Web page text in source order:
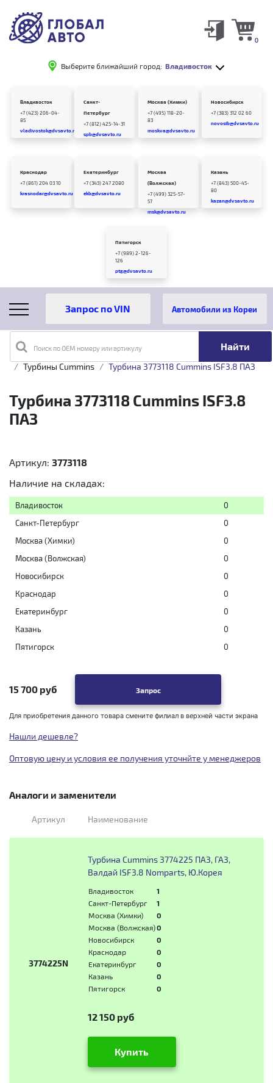
Выберите ближайший город: Владивосток
0
Владивосток
+7 (423) 206-04-
85
vladivostok@dvsavto.ru
Санкт-
Петербург
+7 (812) 425-14-31
spb@dvsavto.ru
Москва (Химки)
+7 (495) 118-20-
83
moskva@dvsavto.ru
Новосибирск
+7 (383) 312 02 60
novosib@dvsavto.ru
Краснодар
+7 (861) 204 03 10
krasnodar@dvsavto.ru
Екатеринбург
+7 (343) 247 2080
ekb@dvsavto.ru
Москва
(Волжская)
+7 (499) 325-57-
57
msk@dvsavto.ru
Казань
+7 (843) 500-45-
80
kazan@dvsavto.ru
Пятигорск
+7 (989) 2-126-
126
ptg@dvsavto.ru
Поиск по OEM номеру или артикулу
Автомобили из Кореи
Главная Каталог товаров Турбины
Турбины Cummins
Турбина 3773118 Cummins ISF3.8 ПАЗ
Турбина 3773118 Cummins ISF3.8
ПАЗ
Артикул: 3773118
Наличие на складах:
Владивосток
0
Санкт-Петербург
0
Москва (Химки)
0
Москва (Волжская)
0
Новосибирск
0
Краснодар
0
Екатеринбург
0
Казань
0
Пятигорск
0
15 700 руб Запрос
Для приобретения данного товара смените филиал в верхней части экрана
Нашли дешевле?
Оптовую цену и условия ее получения уточнйте у менеджеров
Аналоги и заменители
Артикул Наименование
3774225N
Турбина Cummins 3774225 ПАЗ, ГАЗ,
Валдай ISF3.8 Nomparts, Ю.Корея
Владивосток
1
Санкт-Петербург
1
Москва (Химки)
0
Москва (Волжская)0
Новосибирск
0
Краснодар
0
Екатеринбург
0
Казань
0
Пятигорск
0
12 150 руб
Купить